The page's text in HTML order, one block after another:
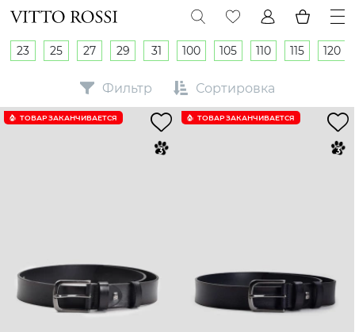
23 25 27 29 31 100 105 110 115 120
Фильтр Сортировка
ТОВАР ЗАКАНЧИВАЕТСЯ ТОВАР ЗАКАНЧИВАЕТСЯ